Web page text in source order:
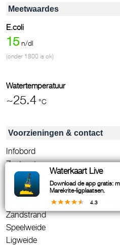
Meetwaardes
E.coli
15 n/dl
(onder 1800 is ok)
Watertemperatuur
~25.4 °C
Voorzieningen & contact
Infobord
Zoet water
Afvalbakken
Parkeergelegenheid
Aflopende bodem, onveilige
Zandstrand
Speelweide
Ligweide
Waterkaart Live
Download de app gratis:
Marekrite-ligplaatsen.
4.3